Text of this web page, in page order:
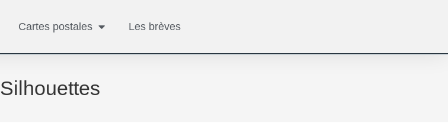
Cartes postales Les brèves
Silhouettes